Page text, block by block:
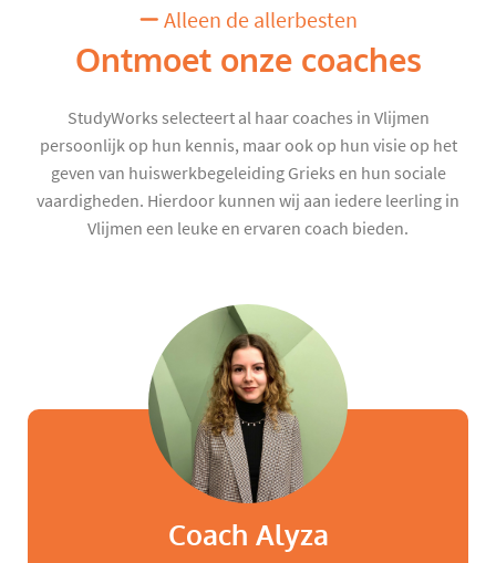
Alleen de allerbesten
Ontmoet onze coaches
StudyWorks selecteert al haar coaches in Vlijmen
persoonlijk op hun kennis, maar ook op hun visie op het
geven van huiswerkbegeleiding Grieks en hun sociale
vaardigheden. Hierdoor kunnen wij aan iedere leerling in
Vlijmen een leuke en ervaren coach bieden.
Coach Alyza